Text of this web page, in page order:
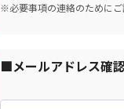
※必要事項の連絡のためにご
■メールアドレス確認